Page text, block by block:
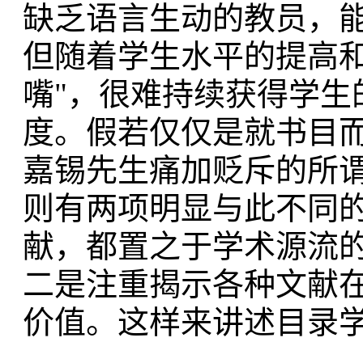
缺乏语言生动的教员，
但随着学生水平的提高
嘴"，很难持续获得学
度。假若仅仅是就书目
嘉锡先生痛加贬斥的所
则有两项明显与此不同
献，都置之于学术源流
二是注重揭示各种文献
价值。这样来讲述目录